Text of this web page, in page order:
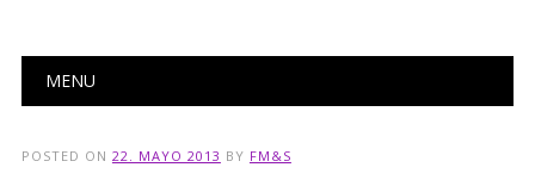
Main menu
MENU
POSTED ON 22. MAYO 2013 BY FM&S